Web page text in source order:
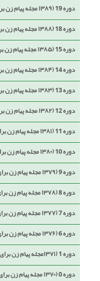
دوره 19 (۱۳۸۹ مجله پیام زن برای بانوان)
دوره 18 (۱۳۸۸ مجله پیام زن برای بانوان)
دوره 15 (۱۳۸۵ مجله پیام زن برای بانوان)
دوره 14 (۱۳۸۴ مجله پیام زن برای بانوان)
دوره 13 (۱۳۸۳ مجله پیام زن برای بانوان)
دوره 12 (۱۳۸۲ مجله پیام زن برای بانوان)
دوره 11 (۱۳۸۱ مجله پیام زن برای بانوان)
دوره 10 (۱۳۸۰ مجله پیام زن برای بانوان)
دوره 9 (۱۳۷۹ مجله پیام زن برای بانوان)
دوره 8 (۱۳۷۸ مجله پیام زن برای بانوان)
دوره 7 (۱۳۷۷ مجله پیام زن برای بانوان)
دوره 6 (۱۳۷۶ مجله پیام زن برای بانوان)
دوره 1 (۱۳۷۱مجله پیام زن برای بانوان)
دوره 0 (۱۳۷۰ مجله پیام زن برای بانوان)